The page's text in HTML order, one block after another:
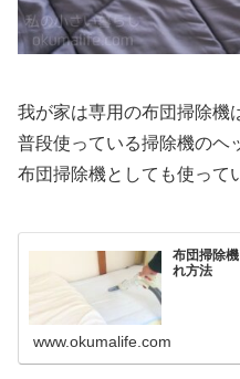
我が家は専用の布団掃除機
普段使っている掃除機のヘ
布団掃除機としても使って
布団掃除
れ方法
www.okumalife.com